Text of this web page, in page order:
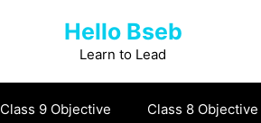
Hello Bseb
Learn to Lead
Class 9 Objective Class 8 Objective